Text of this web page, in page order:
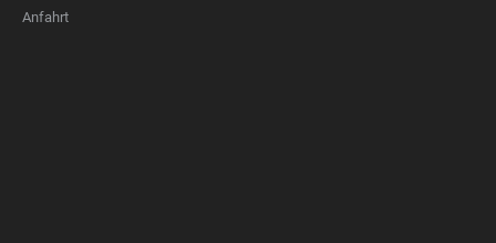
Anfahrt